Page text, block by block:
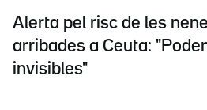
Alerta pel risc de les
arribades a Ceuta:
invisibles"